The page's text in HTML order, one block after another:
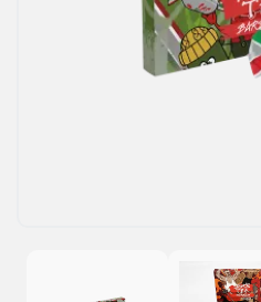
Жидкости для
Подарочные наборы